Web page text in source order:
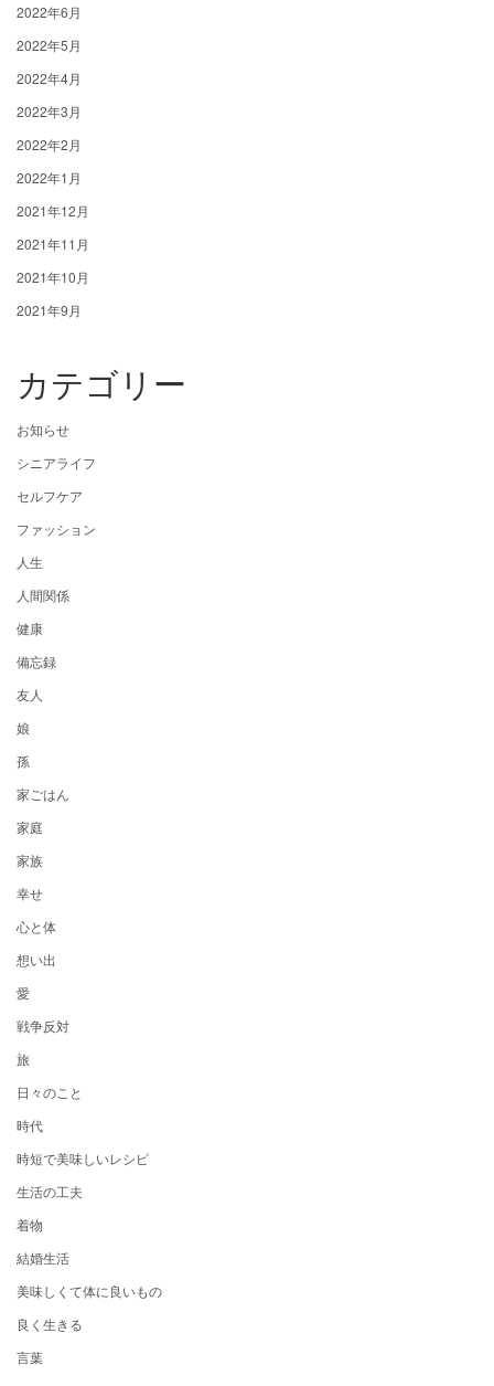
2022年6月
2022年5月
2022年4月
2022年3月
2022年2月
2022年1月
2021年12月
2021年11月
2021年10月
2021年9月
カテゴリー
お知らせ
シニアライフ
セルフケア
ファッション
人生
人間関係
健康
備忘録
友人
娘
孫
家ごはん
家庭
家族
幸せ
心と体
想い出
愛
戦争反対
旅
日々のこと
時代
時短で美味しいレシピ
生活の工夫
着物
結婚生活
美味しくて体に良いもの
良く生きる
言葉